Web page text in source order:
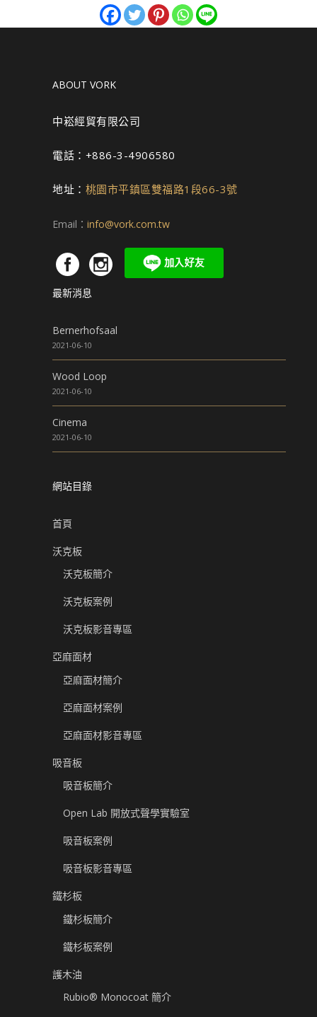
ABOUT VORK
中崧經貿有限公司
電話：+886-3-4906580
地址： 桃園市平鎮區雙福路1段66-3號
Email： info@vork.com.tw
最新消息
Bernerhofsaal
2021-06-10
Wood Loop
2021-06-10
Cinema
2021-06-10
網站目錄
首頁
沃克板
沃克板簡介
沃克板案例
沃克板影音專區
亞麻面材
亞麻面材簡介
亞麻面材案例
亞麻面材影音專區
吸音板
吸音板簡介
Open Lab 開放式聲學實驗室
吸音板案例
吸音板影音專區
鐵杉板
鐵杉板簡介
鐵杉板案例
護木油
Rubio® Monocoat 簡介